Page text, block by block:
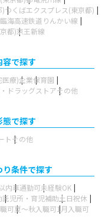
)つくばエクスプレス(東京都)
海高速鉄道りんかい線
都)京王新線
で探す
医療)企業保育園
ドラッグストアその他
で探す
トその他
条件で探す
内車通勤可未経験OK
託児所・育児補助土日祝休
可夏～秋入職可1月入職可